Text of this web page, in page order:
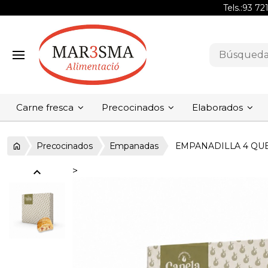
Tels.:93
Carne fresca Precocinados Elaborados
Precocinados Empanadas EMPANADILLA 4
expand_less >